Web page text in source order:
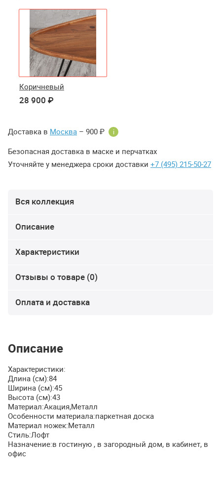
Коричневый
28 900 ₽
Доставка в Москва – 900 ₽ i
Безопасная доставка в маске и перчатках
Уточняйте у менеджера сроки доставки +7 (495) 215-50-27
Вся коллекция
Описание
Характеристики
Отзывы о товаре (0)
Оплата и доставка
Описание
Характеристики:
Длина (см):84
Ширина (см):45
Высота (см):43
Материал:Акация,Металл
Особенности материала:паркетная доска
Материал ножек:Металл
Стиль:Лофт
Назначение:в гостиную , в загородный дом, в кабинет, в
офис